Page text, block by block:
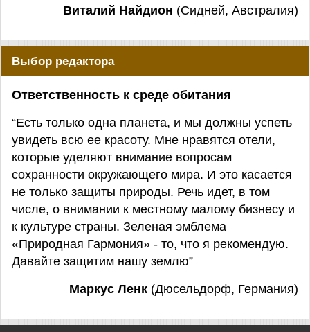
Виталий Найдион (Сидней, Австралия)
Выбор редактора
Ответственность к среде обитания
“Есть только одна планета, и мы должны успеть
увидеть всю ее красоту. Мне нравятся отели,
которые уделяют внимание вопросам
сохранности окружающего мира. И это касается
не только защиты природы. Речь идет, в том
числе, о внимании к местному малому бизнесу и
к культуре страны. Зеленая эмблема
«Природная Гармония» - то, что я рекомендую.
Давайте защитим нашу землю”
Маркус Ленк (Дюсельдорф, Германия)